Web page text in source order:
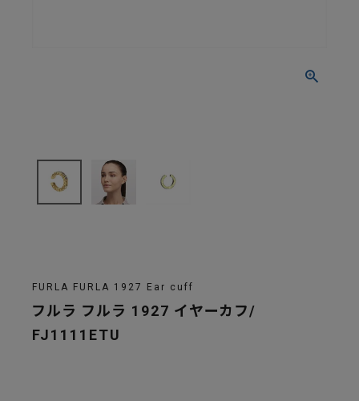
FURLA FURLA 1927 Ear cuff
フルラ フルラ 1927 イヤーカフ/
FJ1111ETU